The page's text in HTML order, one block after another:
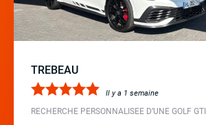
TREBEAU
Il y a 1 semaine
RECHERCHE PERSONNALISEE D’UNE GOLF GTI